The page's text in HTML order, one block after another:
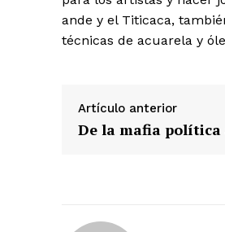
ande y el Titicaca,
técnicas de acuarela y
Artículo anterior
De la mafia política